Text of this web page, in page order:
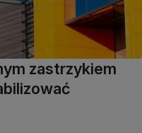
zastrzykiem